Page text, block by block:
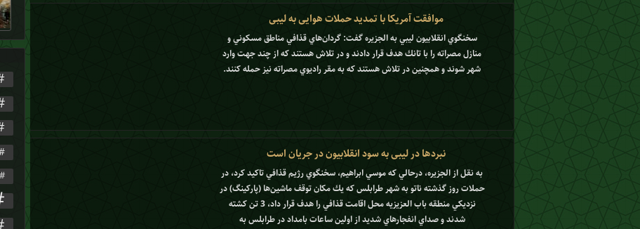
موافقت آمریکا با تمدید حملات هوایی به لیبی
سخنگوي انقلابيون ليبي به الجزيره گفت: گردان‌هاي قذافي مناطق مسكوني و
منازل مصراته را با تانك هدف قرار دادند و در تلاش هستند كه از چند جهت وارد
شهر شوند و همچنين در تلاش هستند كه به مقر راديوي مصراته نيز حمله كنند.
نبردها در لیبی به سود انقلابیون در جریان است
به نقل از الجزيره،‌ درحالي كه موسي ابراهيم، سخنگوي رژيم قذافي تاكيد كرد، در
حملات روز گذشته ناتو به شهر طرابلس كه يك مكان توقف ماشين‌ها (پاركينگ) در
نزديكي منطقه باب العزيزيه محل اقامت قذافي را هدف قرار داد، 3 تن كشته
شدند و صداي انفجارهاي شديد از اولين ساعات بامداد در طرابلس به